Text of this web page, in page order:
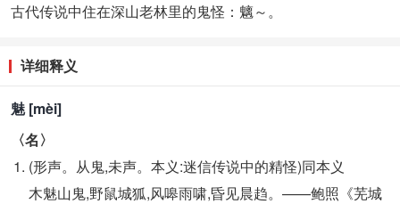
古代传说中住在深山老林里的鬼怪 ：魑～。
详细释义
魅 [mèi]
〈名〉
(形声。从鬼,未声。本义:迷信传说中的精怪)同本义
木魅山鬼,野鼠城狐,风嗥雨啸,昏见晨趋。——鲍照《芜城